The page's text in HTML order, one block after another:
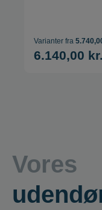
Varianter fra
6.140,00 kr.
Vores